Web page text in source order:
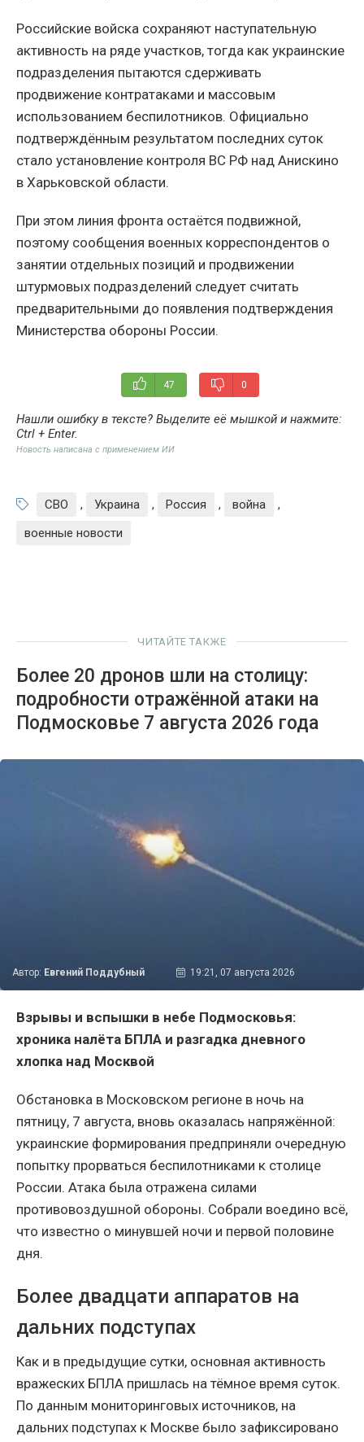
Российские войска сохраняют наступательную
активность на ряде участков, тогда как украинские
подразделения пытаются сдерживать
продвижение контратаками и массовым
использованием беспилотников. Официально
подтверждённым результатом последних суток
стало установление контроля ВС РФ над Анискино
в Харьковской области.
При этом линия фронта остаётся подвижной,
поэтому сообщения военных корреспондентов о
занятии отдельных позиций и продвижении
штурмовых подразделений следует считать
предварительными до появления подтверждения
Министерства обороны России.
47 0
Нашли ошибку в тексте? Выделите её мышкой и нажмите:
Ctrl + Enter.
Новость написана с применением ИИ
СВО , Украина , Россия , война
,
военные новости
ЧИТАЙТЕ ТАКЖЕ
Более 20 дронов шли на столицу:
подробности отражённой атаки на
Подмосковье 7 августа 2026 года
Автор: Евгений Поддубный 19:21, 07 августа 2026
Взрывы и вспышки в небе Подмосковья:
хроника налёта БПЛА и разгадка дневного
хлопка над Москвой
Обстановка в Московском регионе в ночь на
пятницу, 7 августа, вновь оказалась напряжённой:
украинские формирования предприняли очередную
попытку прорваться беспилотниками к столице
России. Атака была отражена силами
противовоздушной обороны. Собрали воедино всё,
что известно о минувшей ночи и первой половине
дня.
Более двадцати аппаратов на
дальних подступах
Как и в предыдущие сутки, основная активность
вражеских БПЛА пришлась на тёмное время суток.
По данным мониторинговых источников, на
дальних подступах к Москве было зафиксировано